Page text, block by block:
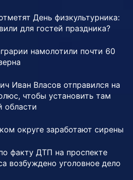
День физкультурника:
для гостей праздника?
намолотили почти 60
Иван Власов отправился на
чтобы установить там
области
округе заработают сирены
факту ДТП на проспекте
возбуждено уголовное дело